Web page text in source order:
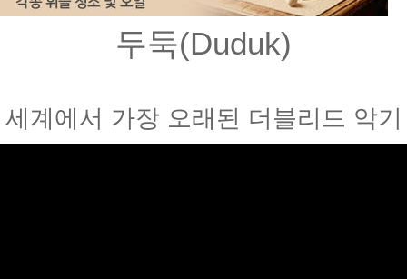
두둑(Duduk)
세계에서 가장 오래된 더블리드 악기